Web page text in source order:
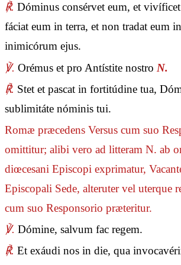
℟. Dóminus consérvet eum, et
fáciat eum in terra, et non tradat eum
inimicórum ejus.
℣. Orémus et pro Antístite nostro N.
℟. Stet et pascat in fortitúdine tua,
sublimitáte nóminis tui.
Romæ præcedens Versus cum suo
omittitur; alibi vero ad litteram N. ab
diœcesani Episcopi exprimatur,
Episcopali Sede, alteruter vel uterque
cum suo Responsorio præteritur.
℣. Dómine, salvum fac regem.
℟. Et exáudi nos in die, qua